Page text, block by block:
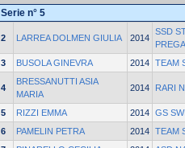
Serie n° 5
2 LARREA DOLMEN GIULIA 2014
SSD
3 BUSOLA GINEVRA 2014 TEAM
4
BRESSANUTTI ASIA
MARIA
2014 RARI
5 RIZZI EMMA 2014 GS
6
PAMELIN PETRA 2014 TEAM